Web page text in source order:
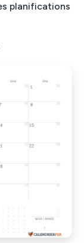
planifications